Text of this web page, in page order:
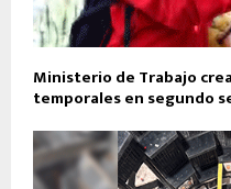
Ministerio de Trabajo
temporales en segundo